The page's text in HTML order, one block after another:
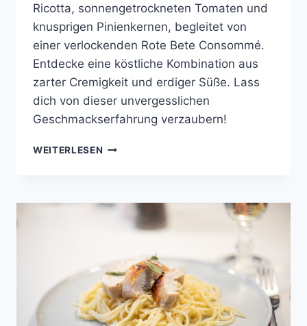
Ricotta, sonnengetrockneten Tomaten und
knusprigen Pinienkernen, begleitet von
einer verlockenden Rote Bete Consommé.
Entdecke eine köstliche Kombination aus
zarter Cremigkeit und erdiger Süße. Lass
dich von dieser unvergesslichen
Geschmackserfahrung verzaubern!
WEITERLESEN RICOTTA
BETE